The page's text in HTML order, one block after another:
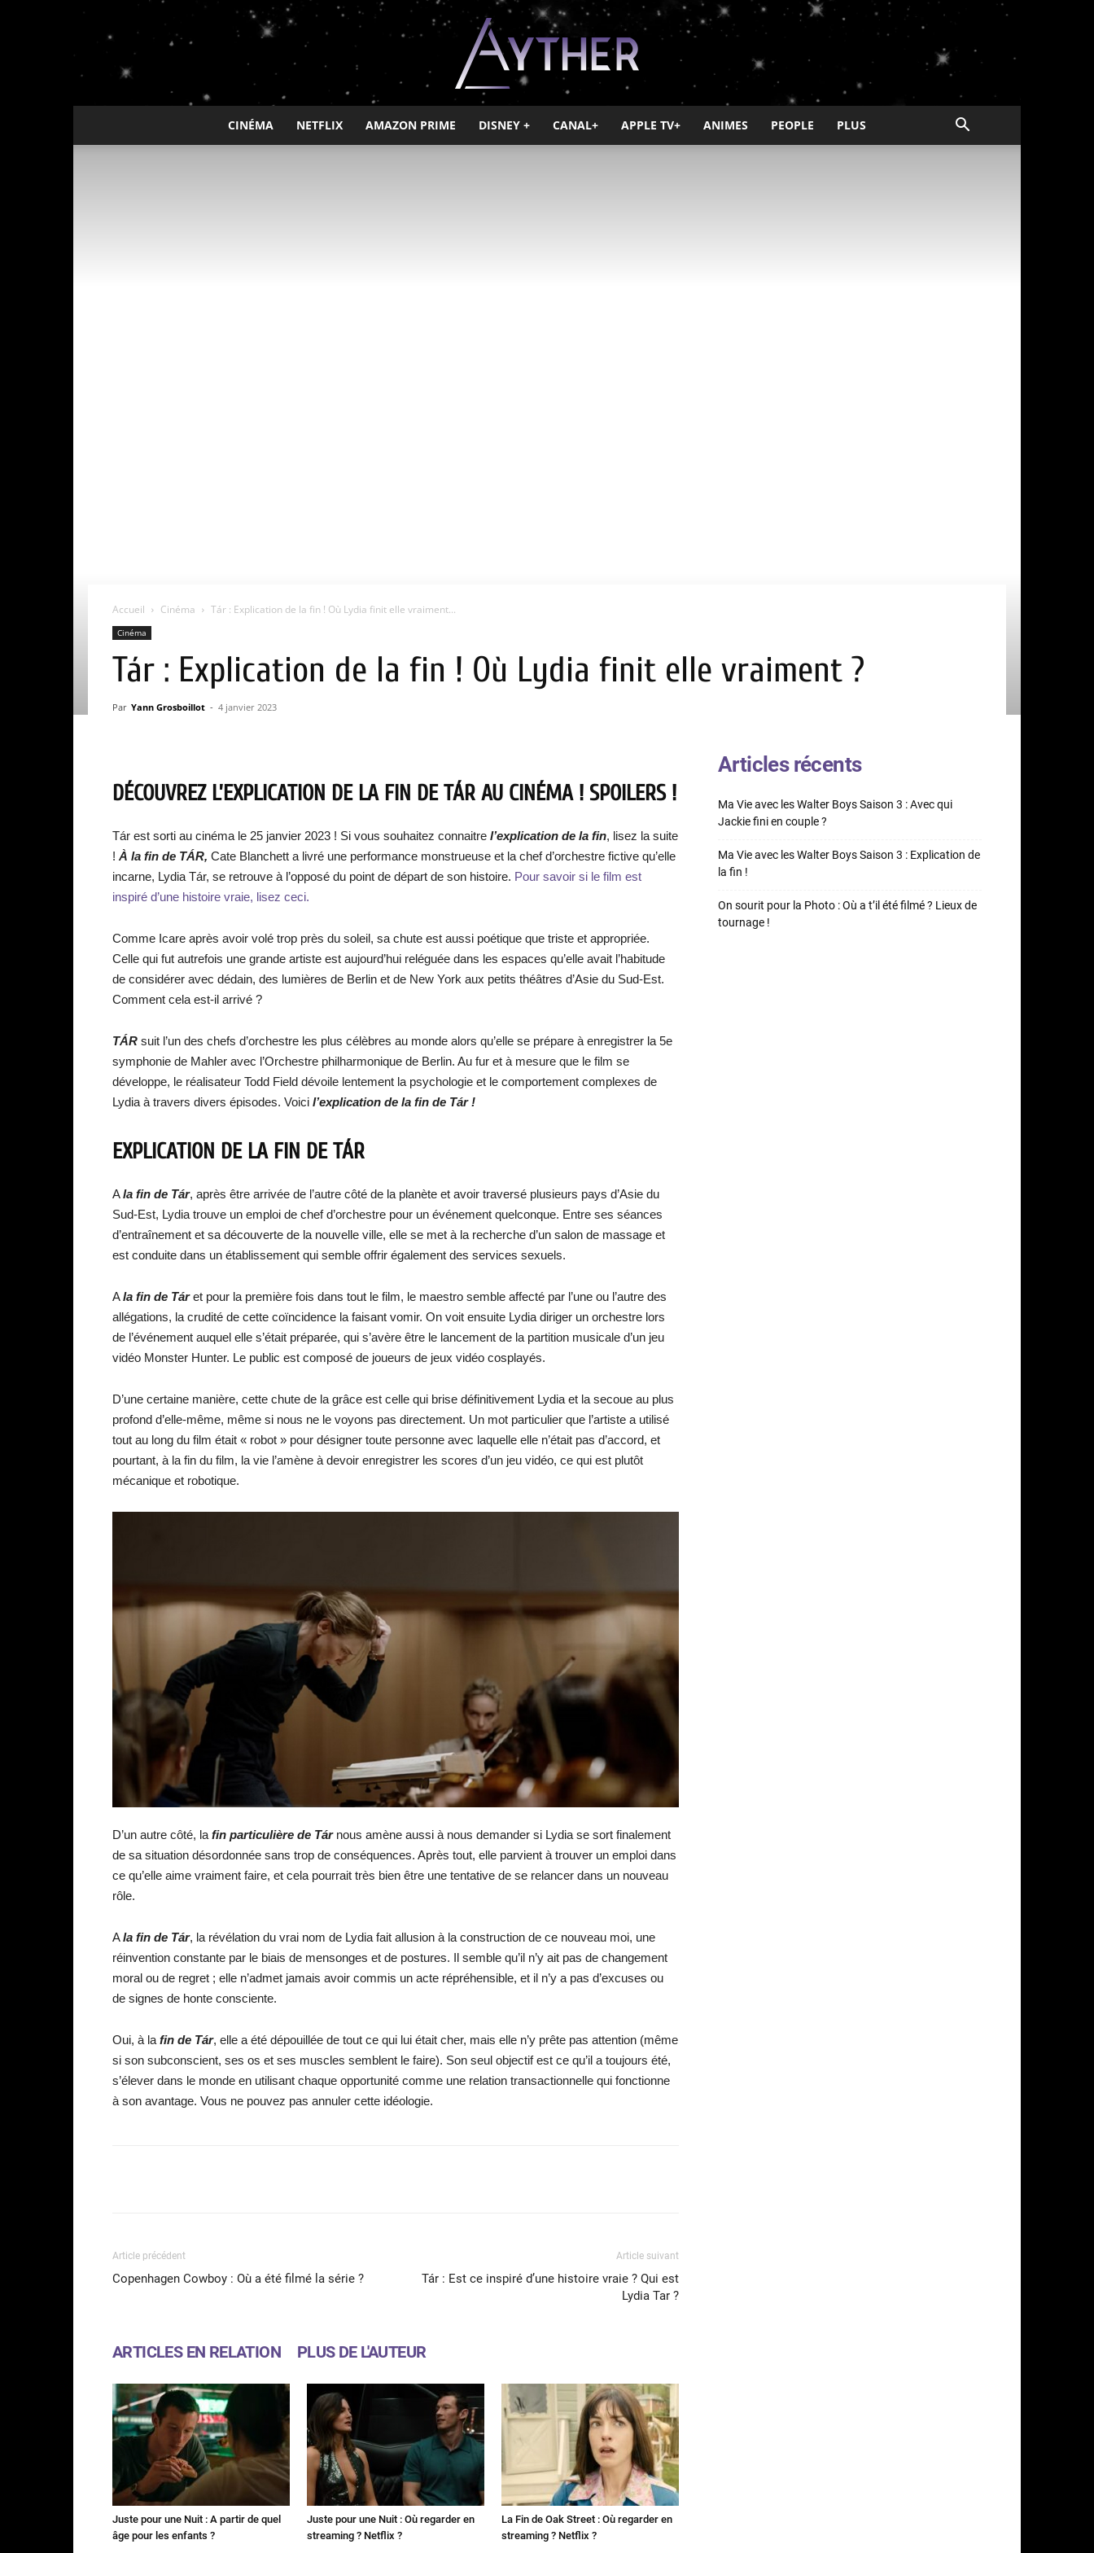
Ayther
CINÉMA NETFLIX AMAZON PRIME DISNEY + CANAL+ APPLE TV+ ANIMES PEOPLE PLUS
Accueil Cinéma Tár : Explication de la fin ! Où Lydia finit elle vraiment...
Cinéma
Tár : Explication de la fin ! Où Lydia finit elle vraiment ?
Par Yann Grosboillot - 4 janvier 2023
DÉCOUVREZ L’EXPLICATION DE LA FIN DE TÁR AU CINÉMA ! SPOILERS !
Tár est sorti au cinéma le 25 janvier 2023 ! Si vous souhaitez connaitre l’explication de la fin, lisez la suite
! À la fin de TÁR, Cate Blanchett a livré une performance monstrueuse et la chef d’orchestre fictive qu’elle
incarne, Lydia Tár, se retrouve à l’opposé du point de départ de son histoire. Pour savoir si le film est
inspiré d’une histoire vraie, lisez ceci.
Comme Icare après avoir volé trop près du soleil, sa chute est aussi poétique que triste et appropriée.
Celle qui fut autrefois une grande artiste est aujourd’hui reléguée dans les espaces qu’elle avait l’habitude
de considérer avec dédain, des lumières de Berlin et de New York aux petits théâtres d’Asie du Sud-Est.
Comment cela est-il arrivé ?
TÁR suit l’un des chefs d’orchestre les plus célèbres au monde alors qu’elle se prépare à enregistrer la 5e
symphonie de Mahler avec l’Orchestre philharmonique de Berlin. Au fur et à mesure que le film se
développe, le réalisateur Todd Field dévoile lentement la psychologie et le comportement complexes de
Lydia à travers divers épisodes. Voici l’explication de la fin de Tár !
EXPLICATION DE LA FIN DE TÁR
Ala fin de Tár, après être arrivée de l’autre côté de la planète et avoir traversé plusieurs pays d’Asie du
Sud-Est, Lydia trouve un emploi de chef d’orchestre pour un événement quelconque. Entre ses séances
d’entraînement et sa découverte de la nouvelle ville, elle se met à la recherche d’un salon de massage et
est conduite dans un établissement qui semble offrir également des services sexuels.
Ala fin de Táret pour la première fois dans tout le film, le maestro semble affecté par l’une ou l’autre des
allégations, la crudité de cette coïncidence la faisant vomir. On voit ensuite Lydia diriger un orchestre lors
de l’événement auquel elle s’était préparée, qui s’avère être le lancement de la partition musicale d’un jeu
vidéo Monster Hunter. Le public est composé de joueurs de jeux vidéo cosplayés.
D’une certaine manière, cette chute de la grâce est celle qui brise définitivement Lydia et la secoue au plus
profond d’elle-même, même si nous ne le voyons pas directement. Un mot particulier que l’artiste a utilisé
tout au long du film était « robot » pour désigner toute personne avec laquelle elle n’était pas d’accord, et
pourtant, à la fin du film, la vie l’amène à devoir enregistrer les scores d’un jeu vidéo, ce qui est plutôt
mécanique et robotique.
D’un autre côté, la fin particulière de Tárnous amène aussi à nous demander si Lydia se sort finalement
de sa situation désordonnée sans trop de conséquences. Après tout, elle parvient à trouver un emploi dans
ce qu’elle aime vraiment faire, et cela pourrait très bien être une tentative de se relancer dans un nouveau
rôle.
Ala fin de Tár, la révélation du vrai nom de Lydia fait allusion à la construction de ce nouveau moi, une
réinvention constante par le biais de mensonges et de postures. Il semble qu’il n’y ait pas de changement
moral ou de regret ; elle n’admet jamais avoir commis un acte répréhensible, et il n’y a pas d’excuses ou
de signes de honte consciente.
Oui, à la fin de Tár, elle a été dépouillée de tout ce qui lui était cher, mais elle n’y prête pas attention (même
si son subconscient, ses os et ses muscles semblent le faire). Son seul objectif est ce qu’il a toujours été,
s’élever dans le monde en utilisant chaque opportunité comme une relation transactionnelle qui fonctionne
à son avantage. Vous ne pouvez pas annuler cette idéologie.
Article précédent
Copenhagen Cowboy : Où a été filmé la série ?
Article suivant
Tár : Est ce inspiré d’une histoire vraie ? Qui est
Lydia Tar ?
ARTICLES EN RELATION PLUS DE L'AUTEUR
Juste pour une Nuit : A partir de quel
âge pour les enfants ?
Juste pour une Nuit : Où regarder en
streaming ? Netflix ?
La Fin de Oak Street : Où regarder en
streaming ? Netflix ?
Articles récents
Ma Vie avec les Walter Boys Saison 3 : Avec qui
Jackie fini en couple ?
Ma Vie avec les Walter Boys Saison 3 : Explication de
la fin !
On sourit pour la Photo : Où a t’il été filmé ? Lieux de
tournage !